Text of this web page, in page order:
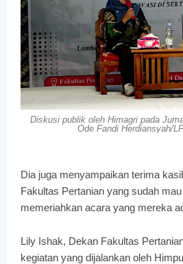
Diskusi publik oleh Himagri pada
Ode Fandi Herdiansyah/
Dia juga menyampaikan terima
Fakultas Pertanian yang sudah
memeriahkan acara yang mereka
Lily Ishak, Dekan Fakultas
kegiatan yang dijalankan oleh